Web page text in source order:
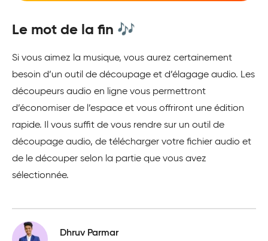
Le mot de la fin 🎶
Si vous aimez la musique, vous aurez certainement
besoin d’un outil de découpage et d’élagage audio. Les
découpeurs audio en ligne vous permettront
d’économiser de l’espace et vous offriront une édition
rapide. Il vous suffit de vous rendre sur un outil de
découpage audio, de télécharger votre fichier audio et
de le découper selon la partie que vous avez
sélectionnée.
Dhruv Parmar